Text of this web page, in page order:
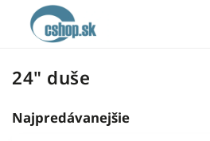
24" duše
Najpredávanejšie